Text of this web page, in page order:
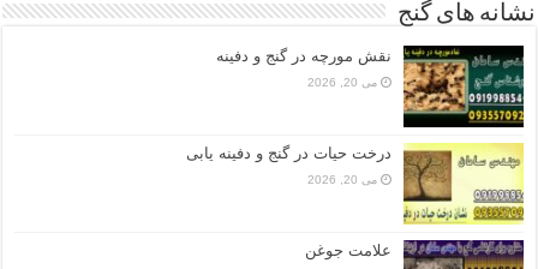
نشانه های گنج
نقش مورچه در گنج و دفینه
می 20, 2026
درخت حیات در گنج و دفینه یابی
می 20, 2026
علامت جوغن